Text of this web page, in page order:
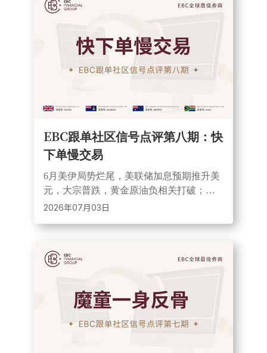
EBC跟单社区信号点评第八期：快
下单慢交易
6月美伊局势烂尾，美联储加息预期推升美
元，大宗普跌，黄金原油负相关打破；
EBC免手续费至9月11日，@“汇海趋势突
2026年07月03日